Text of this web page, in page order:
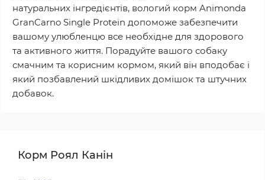
натуральних інгредієнтів, вологий корм Animonda
GranCarno Single Protein допоможе забезпечити
вашому улюбленцю все необхідне для здорового
та активного життя. Порадуйте вашого собаку
смачним та корисним кормом, який він вподобає і
який позбавлений шкідливих домішок та штучних
добавок.
Корм Роял Канін